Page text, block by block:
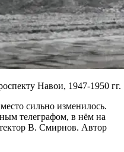
Навои, 1947-1950 гг.
сильно изменилось.
телеграфом, в нём на
В. Смирнов. Автор